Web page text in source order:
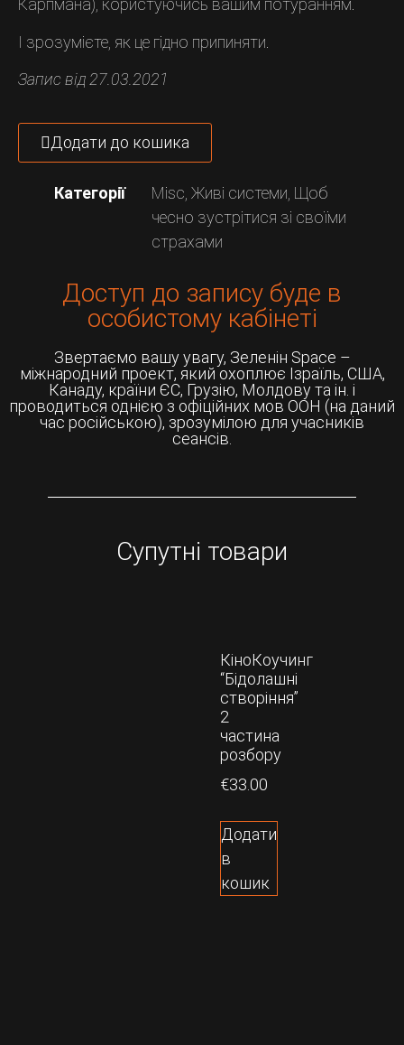
Карпмана), користуючись вашим потуранням.
І зрозумієте, як це гідно припиняти.
Запис від 27.03.2021
Додати до кошика
Категорії Misc Живі системи Щоб
чесно зустрітися зі своїми
страхами
Доступ до запису буде в
особистому кабінеті
Звертаємо вашу увагу, Зеленін Space –
міжнародний проект, який охоплює Ізраїль, США,
Канаду, країни ЄС, Грузію, Молдову та ін. і
проводиться однією з офіційних мов ООН (на даний
час російською), зрозумілою для учасників
сеансів.
Супутні товари
КіноКоучинг
“Бідолашні
створіння”
2
частина
розбору
€33.00
Додати
в
кошик